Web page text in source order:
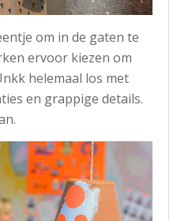
om in de gaten te
ervoor kiezen om
helemaal los met
en grappige details.